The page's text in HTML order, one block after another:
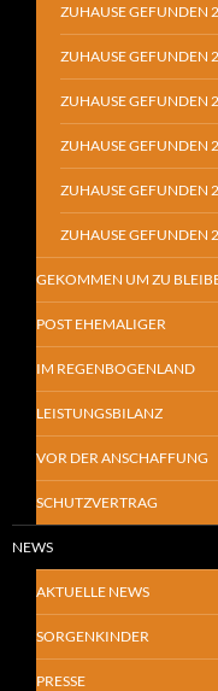
ZUHAUSE GEFUNDEN
ZUHAUSE GEFUNDEN
ZUHAUSE GEFUNDEN
ZUHAUSE GEFUNDEN
ZUHAUSE GEFUNDEN
ZUHAUSE GEFUNDEN
GEKOMMEN UM ZU
POST EHEMALIGER
IM REGENBOGENLAND
LEISTUNGSBILANZ
VOR DER ANSCHAFFUNG
SCHUTZVERTRAG
NEWS
AKTUELLE NEWS
SORGENKINDER
PRESSE